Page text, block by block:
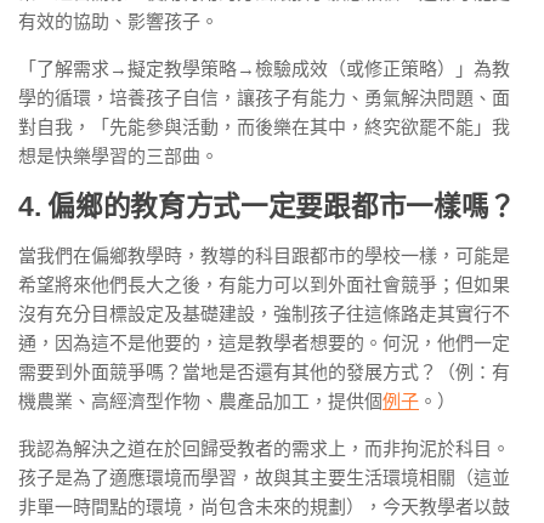
有效的協助、影響孩子。
「了解需求→擬定教學策略→檢驗成效（或修正策略）」為教
學的循環，培養孩子自信，讓孩子有能力、勇氣解決問題、面
對自我，「先能參與活動，而後樂在其中，終究欲罷不能」我
想是快樂學習的三部曲。
4. 偏鄉的教育方式一定要跟都市一樣嗎？
當我們在偏鄉教學時，教導的科目跟都市的學校一樣，可能是
希望將來他們長大之後，有能力可以到外面社會競爭；但如果
沒有充分目標設定及基礎建設，強制孩子往這條路走其實行不
通，因為這不是他要的，這是教學者想要的。何況，他們一定
需要到外面競爭嗎？當地是否還有其他的發展方式？（例：有
機農業、高經濟型作物、農產品加工，提供個例子 。）
我認為解決之道在於回歸受教者的需求上，而非拘泥於科目。
孩子是為了適應環境而學習，故與其主要生活環境相關（這並
非單一時間點的環境，尚包含未來的規劃），今天教學者以鼓